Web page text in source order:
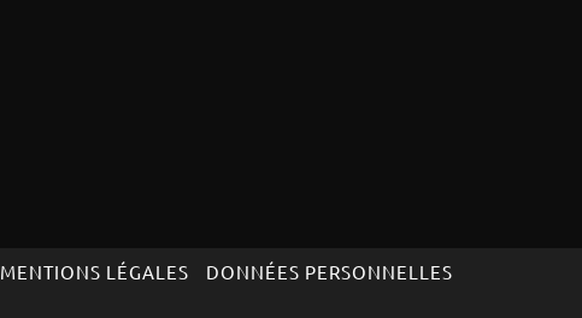
MENTIONS LÉGALES DONNÉES PERSONNELLES